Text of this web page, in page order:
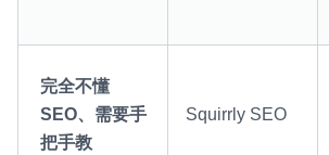
完全不懂
SEO、需要手
把手教
Squirrly SEO